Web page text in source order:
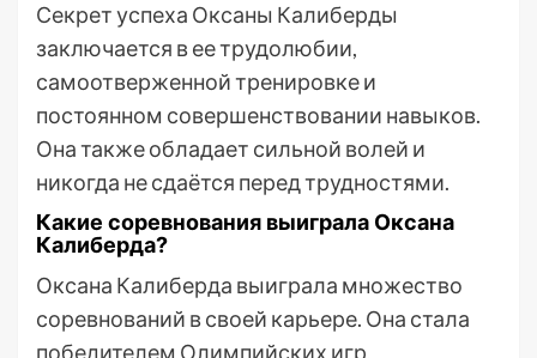
Секрет успеха Оксаны Калиберды
заключается в ее трудолюбии,
самоотверженной тренировке и
постоянном совершенствовании навыков.
Она также обладает сильной волей и
никогда не сдаётся перед трудностями.
Какие соревнования выиграла Оксана
Калиберда?
Оксана Калиберда выиграла множество
соревнований в своей карьере. Она стала
победителем Олимпийских игр,